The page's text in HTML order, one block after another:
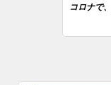
コロナで